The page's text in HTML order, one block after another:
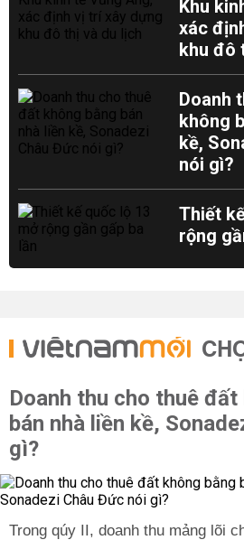
Khu
xác
khu đô
Doanh
không
kề,
nói gì?
Thiết
rộng
Doanh thu cho thuê đất
bán nhà liền kề,
gì?
Trong qúy II, doanh thu mảng lõi